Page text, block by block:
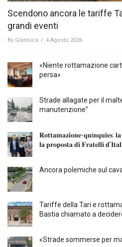
Scendono ancora le tariffe
grandi eventi
By Gianluca / 4 Agosto 2026
«Niente rottamazione
persa»
Strade allagate per il
manutenzione”
𝐑𝐨𝐭𝐭𝐚𝐦𝐚𝐳𝐢𝐨𝐧𝐞-𝐪𝐮i𝐧𝐪𝐮𝐢𝐞𝐬:
𝐥𝐚 𝐩𝐫𝐨𝐩𝐨𝐬𝐭𝐚 𝐝𝐢 𝐅𝐫𝐚𝐭𝐞𝐥𝐥𝐢
Ancora polemiche sul
Tariffe della Tari e
Bastia chiamato a
«Strade sommerse per